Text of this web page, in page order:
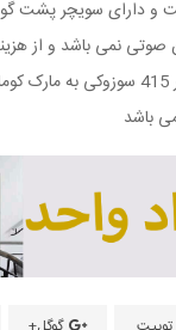
و دارای سویچر پشت
صوتی نمی باشد و از
جلوگیری می کند . مانیتور 415